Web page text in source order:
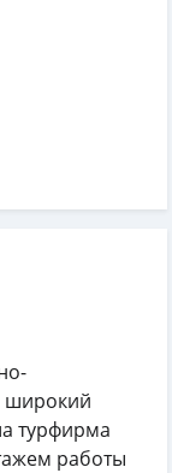
широкий
турфирма
работы